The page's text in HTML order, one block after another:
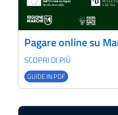
Pagare online su
SCOPRI DI PIÙ
GUIDE IN PDF